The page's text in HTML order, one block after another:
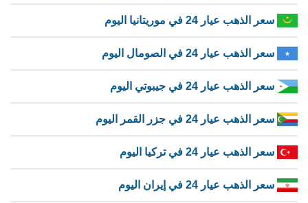
سعر الذهب عيار 24 في موريتانيا اليوم
سعر الذهب عيار 24 في الصومال اليوم
سعر الذهب عيار 24 في جيبوتي اليوم
سعر الذهب عيار 24 في جزر القمر اليوم
سعر الذهب عيار 24 في تركيا اليوم
سعر الذهب عيار 24 في إيران اليوم